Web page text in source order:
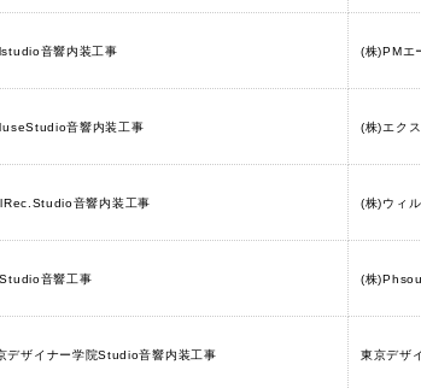
音響内装工事 (株)PMエ
音響内装工事 (株)エク
音響内装工事 (株)ウィル
音響工事 (株
デザイナー学院Studio音響内装工事 東京デザ